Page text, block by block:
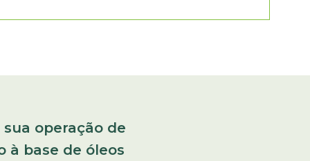
operação de
à base de óleos